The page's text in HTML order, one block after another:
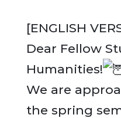
[ENGLISH
Dear Fellow
Humanities!
We are
the spring